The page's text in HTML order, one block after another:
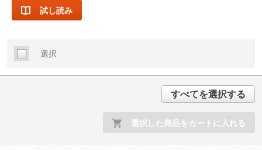
試し読み
選択
すべてを選択する
選択した商品をカートに入れる